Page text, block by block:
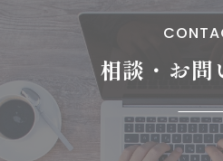
相談・お問